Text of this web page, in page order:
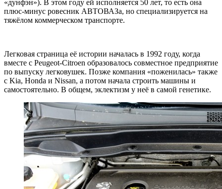
«дунфэн»). В этом году ей исполняется 50 лет, то есть она
плюс-минус ровесник АВТОВАЗа, но специализируется на
тяжёлом коммерческом транспорте.
Легковая страница её истории началась в 1992 году, когда
вместе с Peugeot-Citroen образовалось совместное предприятие
по выпуску легковушек. Позже компания «поженилась» также
с Kia, Honda и Nissan, а потом начала строить машины и
самостоятельно. В общем, эклектизм у неё в самой генетике.